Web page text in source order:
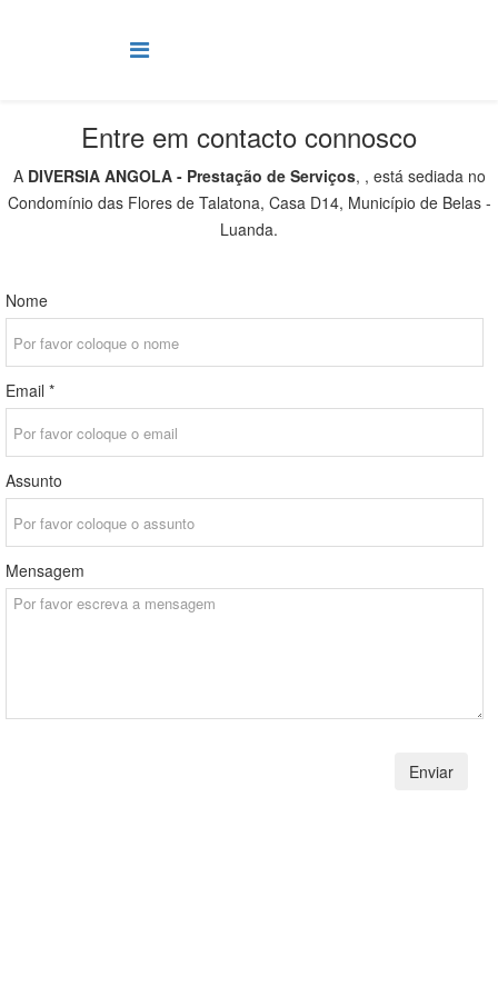
Entre em contacto connosco
A DIVERSIA ANGOLA - Prestação de Serviços, , está sediada no
Condomínio das Flores de Talatona, Casa D14, Município de Belas -
Luanda.
Nome
Email *
Assunto
Mensagem
Enviar